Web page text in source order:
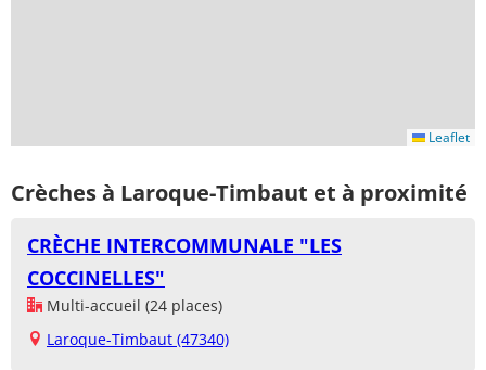
Leaflet
Crèches à Laroque-Timbaut et à proximité
CRÈCHE INTERCOMMUNALE "LES
COCCINELLES"
Multi-accueil (24 places)
Laroque-Timbaut (47340)